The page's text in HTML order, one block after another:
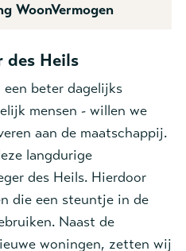
WoonVermogen
des Heils
een beter dagelijks
mensen - willen we
aan de maatschappij.
langdurige
des Heils. Hierdoor
die een steuntje in de
Naast de
woningen, zetten wij